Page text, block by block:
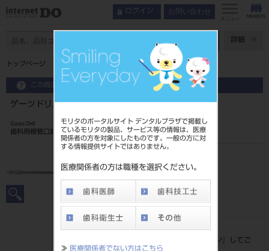
モリタのポータルサイト デンタルプラザで掲載し
ているモリタの製品、サービス等の情報は、医療
関係者の方を対象にしたものです。一般の方に対
する情報提供サイトではありません。
医療関係者の方は職種を選択ください。
≫ 医療関係者でない方はこちら
ログイン お問い合わせ
メニュー
詳細
トップページ ゲーツドリル 32mm 6入 ＃5
この商品に関するお問い合わせ
ゲーツドリル 32mm 6入 ＃5
Gates Drill
歯科用根管口拡大ドリル
2023901445
JAN/EANコード
標準価格
ログイン
』してご